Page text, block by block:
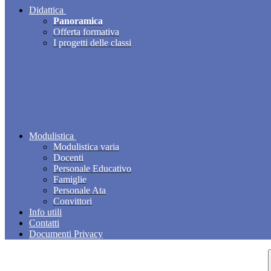
Didattica
Panoramica
Offerta formativa
I progetti delle classi
Modulistica
Modulistica varia
Docenti
Personale Educativo
Famiglie
Personale Ata
Convittori
Info utili
Contatti
Documenti Privacy